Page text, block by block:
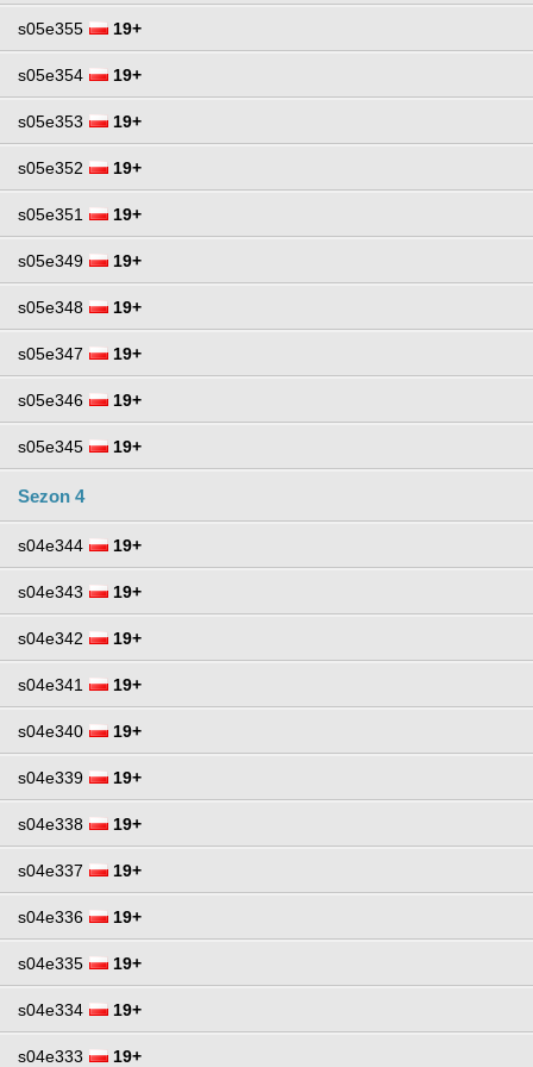
s05e355 19+
s05e354 19+
s05e353 19+
s05e352 19+
s05e351 19+
s05e349 19+
s05e348 19+
s05e347 19+
s05e346 19+
s05e345 19+
Sezon 4
s04e344 19+
s04e343 19+
s04e342 19+
s04e341 19+
s04e340 19+
s04e339 19+
s04e338 19+
s04e337 19+
s04e336 19+
s04e335 19+
s04e334 19+
s04e333 19+